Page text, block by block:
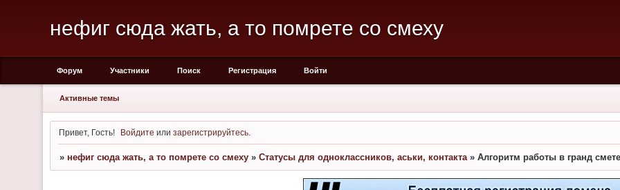
нефиг сюда жать, а то помрете со смеху
Форум Участники Поиск Регистрация Войти
Активные темы
Привет, Гость! Войдите илизарегистрируйтесь
» нефиг сюда жать, а то помрете со смеху » Статусы для одноклассников, аськи, контакта » Алгоритм работы в гранд смете